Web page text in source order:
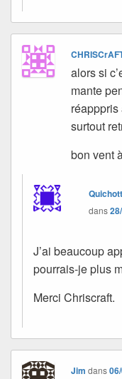
alors si
mante
réapppris
surtout
bon vent
dans
J’ai beaucoup
pourrais-je plus
Merci Chriscraft.
Jim dans